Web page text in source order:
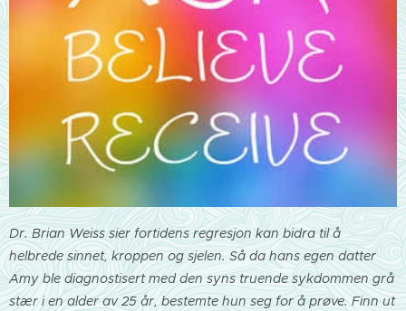
Dr. Brian Weiss sier fortidens regresjon kan bidra til å
helbrede sinnet, kroppen og sjelen. Så da hans egen datter
Amy ble diagnostisert med den syns truende sykdommen grå
stær i en alder av 25 år, bestemte hun seg for å prøve. Finn ut